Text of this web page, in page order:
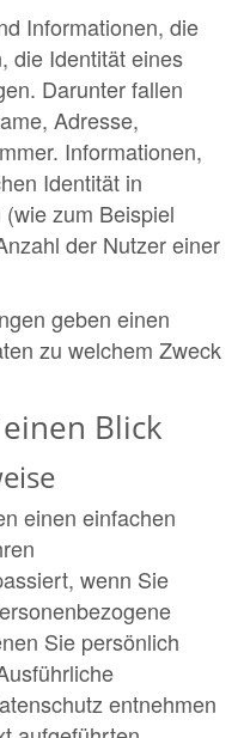
Informationen, die
die Identität eines
Darunter fallen
Adresse,
Informationen,
Identität in
zum Beispiel
der Nutzer einer
geben einen
zu welchem Zweck
Blick
einen einfachen
wenn Sie
Sie persönlich
entnehmen